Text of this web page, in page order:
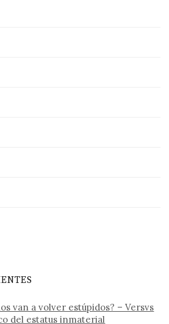
van a volver estúpidos? – Versvs
del estatus inmaterial